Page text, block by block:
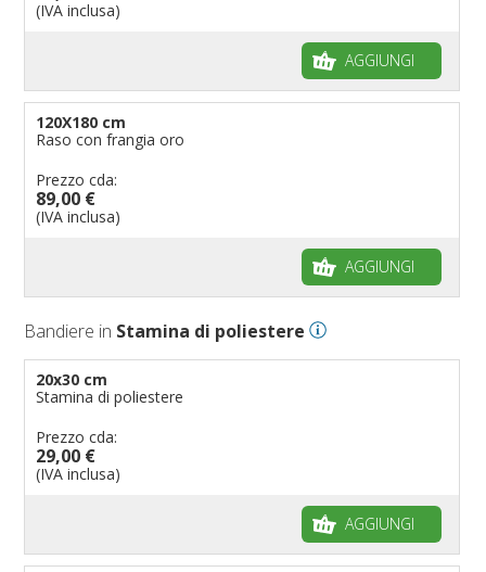
(IVA inclusa)
AGGIUNGI
120X180 cm
Raso con frangia oro
Prezzo cda:
89,00 €
(IVA inclusa)
AGGIUNGI
Bandiere in Stamina di poliestere
20x30 cm
Stamina di poliestere
Prezzo cda:
29,00 €
(IVA inclusa)
AGGIUNGI